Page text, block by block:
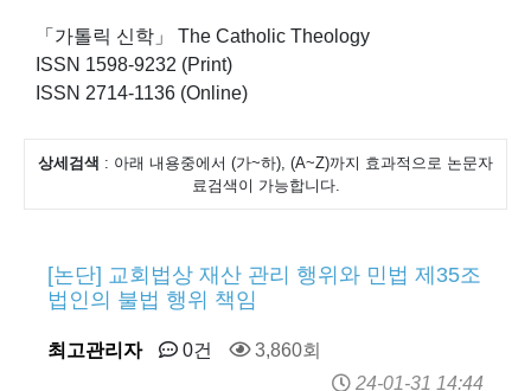
「가톨릭 신학」 The Catholic Theology
ISSN 1598-9232 (Print)
ISSN 2714-1136 (Online)
상세검색 : 아래 내용중에서 (가~하), (A~Z)까지 효과적으로 논문자
료검색이 가능합니다.
[논단] 교회법상 재산 관리 행위와 민법 제35조
법인의 불법 행위 책임
최고관리자 0건
3,860회
24-01-31 14:44